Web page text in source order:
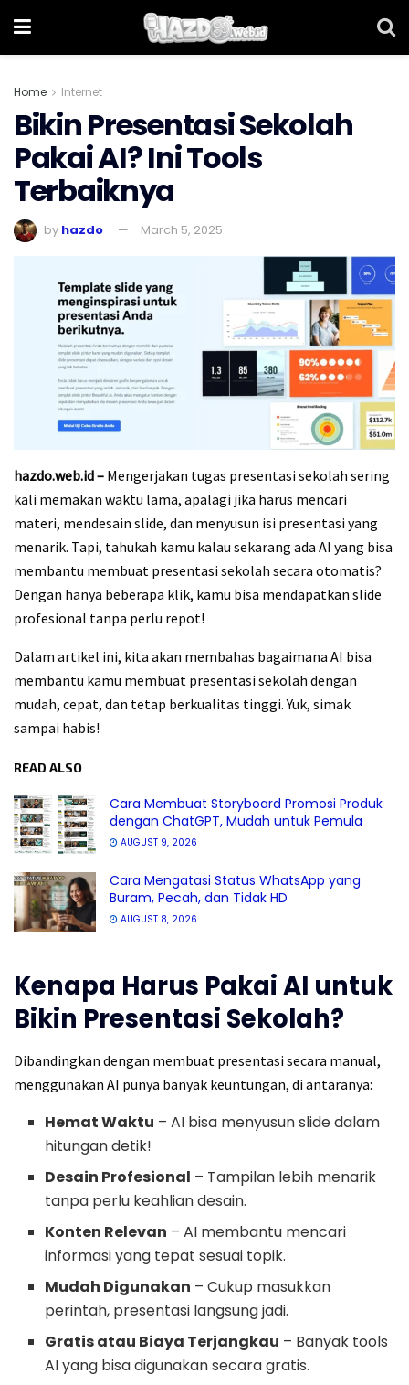
Home Internet
Bikin Presentasi Sekolah
Pakai AI? Ini Tools
Terbaiknya
by hazdo March 5, 2025
hazdo.web.id – Mengerjakan tugas presentasi sekolah sering
kali memakan waktu lama, apalagi jika harus mencari
materi, mendesain slide, dan menyusun isi presentasi yang
menarik. Tapi, tahukah kamu kalau sekarang ada AI yang bisa
membantu membuat presentasi sekolah secara otomatis?
Dengan hanya beberapa klik, kamu bisa mendapatkan slide
profesional tanpa perlu repot!
Dalam artikel ini, kita akan membahas bagaimana AI bisa
membantu kamu membuat presentasi sekolah dengan
mudah, cepat, dan tetap berkualitas tinggi. Yuk, simak
sampai habis!
READ ALSO
Cara Membuat Storyboard Promosi Produk
dengan ChatGPT, Mudah untuk Pemula
AUGUST 9, 2026
Cara Mengatasi Status WhatsApp yang
Buram, Pecah, dan Tidak HD
AUGUST 8, 2026
Kenapa Harus Pakai AI untuk
Bikin Presentasi Sekolah?
Dibandingkan dengan membuat presentasi secara manual,
menggunakan AI punya banyak keuntungan, di antaranya:
Hemat Waktu – AI bisa menyusun slide dalam
hitungan detik!
Desain Profesional – Tampilan lebih menarik
tanpa perlu keahlian desain.
Konten Relevan – AI membantu mencari
informasi yang tepat sesuai topik.
Mudah Digunakan – Cukup masukkan
perintah, presentasi langsung jadi.
Gratis atau Biaya Terjangkau – Banyak tools
AI yang bisa digunakan secara gratis.